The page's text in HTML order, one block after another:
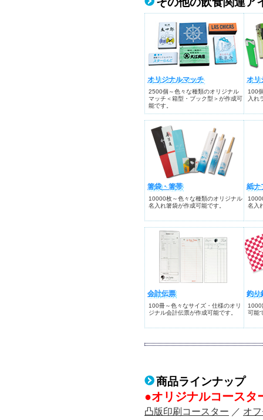
オリジナルマッチ
2500個～色々な種類のオリジナル
マッチ＜箱型・ブック型＞が作成可
能です。
オリ
100
入れ
箸袋・箸帯
10000枚～色々な種類のオリジナル
名入れ箸袋が作成可能です。
紙ナ
名入
会計伝票
100冊～色々なサイズ・仕様のオリ
ジナル会計伝票が作成可能です。
釣り
1000
可能
商品ラインナップ
●オリジナルコースタ
凸版印刷コースター ／ オ